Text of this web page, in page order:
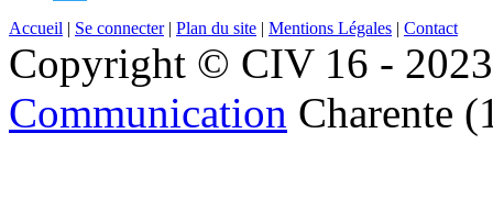
Accueil | Se connecter| Plan du site | Mentions Légales | Contact
Copyright © CIV 16 -
Communication Charente